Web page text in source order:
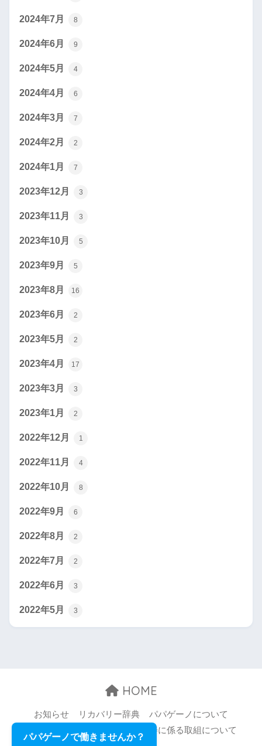
2024年7月 8
2024年6月 9
2024年5月 4
2024年4月 6
2024年3月 7
2024年2月 2
2024年1月 7
2023年12月 3
2023年11月 3
2023年10月 5
2023年9月 5
2023年8月 16
2023年6月 2
2023年5月 2
2023年4月 17
2023年3月 3
2023年1月 2
2022年12月 1
2022年11月 4
2022年10月 8
2022年9月 6
2022年8月 2
2022年7月 2
2022年6月 3
2022年5月 3
HOME
お知らせ リカバリー辞典
パパゲーノについて
お問い合わせ
職場環境等の改善に係る取組について
パパゲーノで働きませんか？